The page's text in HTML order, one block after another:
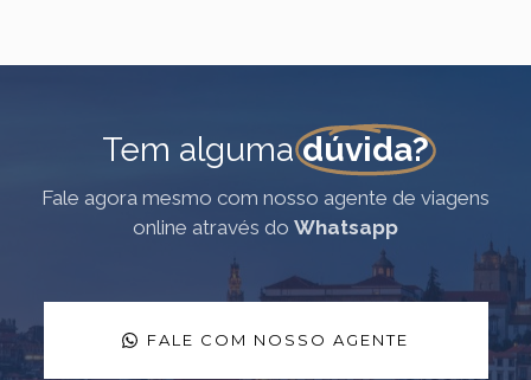
Tem algumadúvida?
Fale agora mesmo com nosso agente de viagens
online através do Whatsapp
FALE COM NOSSO AGENTE